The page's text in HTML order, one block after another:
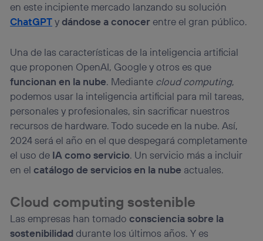
en este incipiente mercado lanzando su solución
ChatGPTydándose a conocerentre el gran público.
Una de las características de la inteligencia artificial
que proponen OpenAI, Google y otros es que
funcionan en la nube. Mediante cloud computing,
podemos usar la inteligencia artificial para mil tareas,
personales y profesionales, sin sacrificar nuestros
recursos de hardware. Todo sucede en la nube. Así,
2024 será el año en el que despegará completamente
el uso de IA como servicio. Un servicio más a incluir
en elcatálogo de servicios en la nube actuales.
Cloud computing sostenible
Las empresas han tomadoconsciencia sobre la
sostenibilidaddurante los últimos años. Y es
visitando el portal de privacidad de Utiq
(“consenthub”) . Para más información, consulta
la política de privacidad de Utiq .